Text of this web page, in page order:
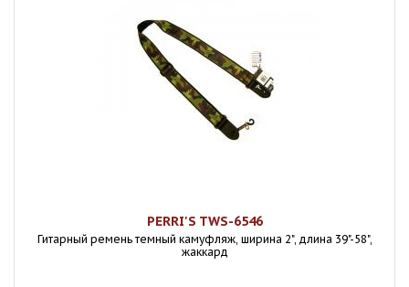
PERRI'S TWS-6546
Гитарный ремень темный камуфляж, ширина 2", длина 39"-58",
жаккард